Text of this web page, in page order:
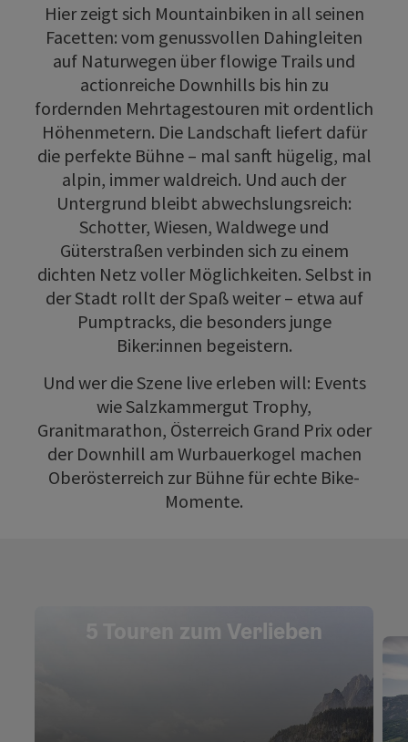
Hier zeigt sich Mountainbiken in all seinen
Facetten: vom genussvollen Dahingleiten
auf Naturwegen über flowige Trails und
actionreiche Downhills bis hin zu
fordernden Mehrtagestouren mit ordentlich
Höhenmetern. Die Landschaft liefert dafür
die perfekte Bühne – mal sanft hügelig, mal
alpin, immer waldreich. Und auch der
Untergrund bleibt abwechslungsreich:
Schotter, Wiesen, Waldwege und
Güterstraßen verbinden sich zu einem
dichten Netz voller Möglichkeiten. Selbst in
der Stadt rollt der Spaß weiter – etwa auf
Pumptracks, die besonders junge
Biker:innen begeistern.
Und wer die Szene live erleben will: Events
wie Salzkammergut Trophy,
Granitmarathon, Österreich Grand Prix oder
der Downhill am Wurbauerkogel machen
Oberösterreich zur Bühne für echte Bike-
Momente.
5 Touren zum Verlieben